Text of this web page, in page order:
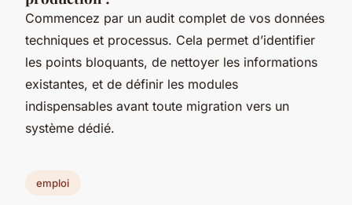
Commencez par un audit complet de vos données
techniques et processus. Cela permet d’identifier
les points bloquants, de nettoyer les informations
existantes, et de définir les modules
indispensables avant toute migration vers un
système dédié.
emploi